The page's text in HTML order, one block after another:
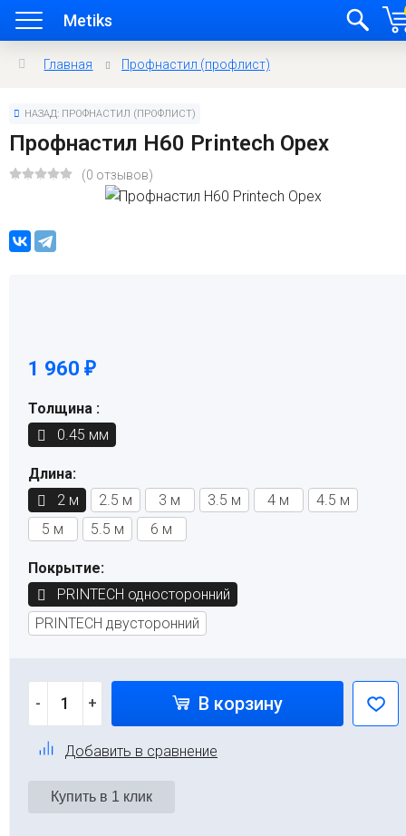
Metiks
Главная Профнастил (профлист)
НАЗАД: ПРОФНАСТИЛ (ПРОФЛИСТ)
Профнастил H60 Printech Орех
(0 отзывов)
1 960 ₽
Толщина :
0.45 мм
Длина:
2 м
2.5 м 3 м 3.5 м 4 м
4.5 м
5 м
5.5 м 6 м
Покрытие:
PRINTECH односторонний
PRINTECH двусторонний
- + В корзину
Добавить в сравнение